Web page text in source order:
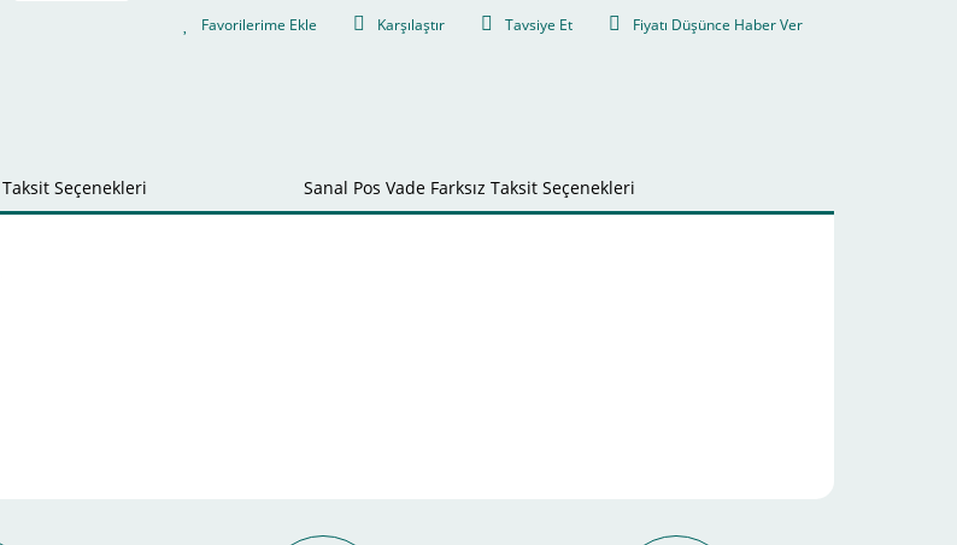
Karşılaştır Tavsiye Et Fiyatı Düşünce Haber Ver
Taksit Seçenekleri Sanal Pos Vade Farksız Taksit Seçenekleri